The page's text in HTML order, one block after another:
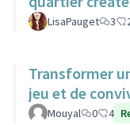
LisaPauget 3
Transformer
jeu et de
Mouyal 0 4